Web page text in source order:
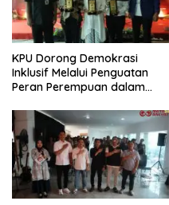
KPU Dorong Demokrasi
Inklusif Melalui Penguatan
Peran Perempuan dalam